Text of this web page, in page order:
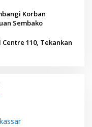
Korban
Sembako
110, Tekankan